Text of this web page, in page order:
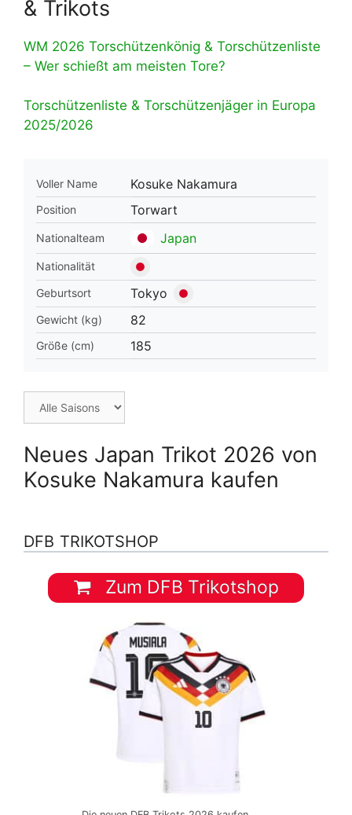
& Trikots
WM 2026 Torschützenkönig & Torschützenliste
– Wer schießt am meisten Tore?
Torschützenliste & Torschützenjäger in Europa
2025/2026
Voller Name Kosuke Nakamura
Position Torwart
Nationalteam Japan
Nationalität
Geburtsort
Tokyo
Gewicht (kg) 82
Größe (cm) 185
Neues Japan Trikot 2026 von
Kosuke Nakamura kaufen
DFB TRIKOTSHOP
Zum DFB Trikotshop